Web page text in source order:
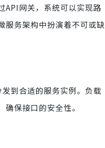
API网关，系统可以实现路
服务架构中扮演着不可或缺
到合适的服务实例。负载
保接口的安全性。